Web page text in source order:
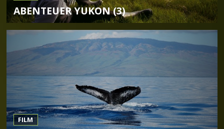
ABENTEUER YUKON (3)
FILM